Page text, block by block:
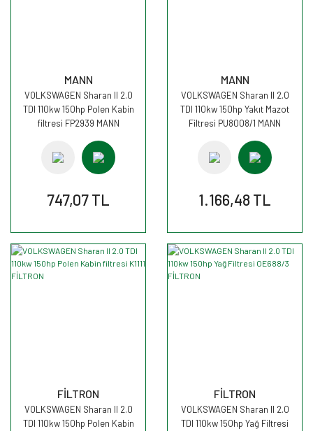
MANN
VOLKSWAGEN Sharan II 2.0
TDI 110kw 150hp Polen Kabin
filtresi FP2939 MANN
747,07 TL
MANN
VOLKSWAGEN Sharan II 2.0
TDI 110kw 150hp Yakıt Mazot
Filtresi PU8008/1 MANN
1.166,48 TL
FİLTRON
VOLKSWAGEN Sharan II 2.0
TDI 110kw 150hp Polen Kabin
FİLTRON
VOLKSWAGEN Sharan II 2.0
TDI 110kw 150hp Yağ Filtresi